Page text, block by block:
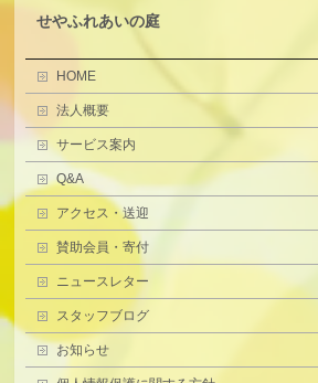
せやふれあいの庭
HOME
法人概要
サービス案内
Q&A
アクセス・送迎
賛助会員・寄付
ニュースレター
スタッフブログ
お知らせ